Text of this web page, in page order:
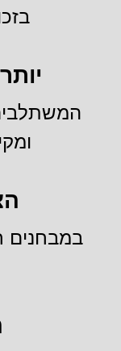
יותר מ-
במבחנים